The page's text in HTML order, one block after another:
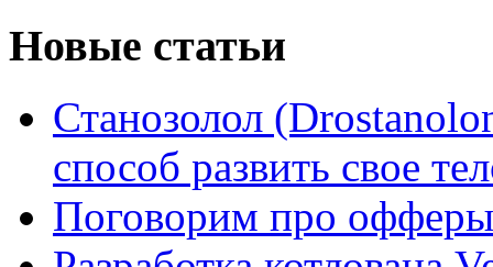
Новые статьи
Станозолол
способ развить свое
Поговорим про